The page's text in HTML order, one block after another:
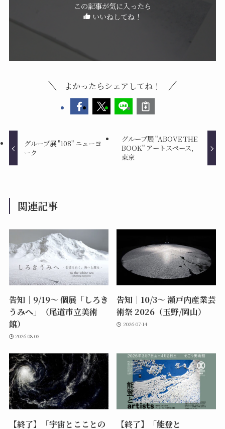
この記事が気に入ったら
いいねしてね！
よかったらシェアしてね！
グループ展 "108" ニューヨ
ーク
グループ展 "ABOVE THE
BOOK" アートスペース,
東京
関連記事
告知｜9/19〜 個展「しろき
うみへ」（尾道市立美術
館）
2026-08-03
告知｜10/3〜 瀬戸内産業芸
術祭 2026（玉野/岡山）
2026-07-14
【終了】「宇宙とこことの 【終了】「能登と